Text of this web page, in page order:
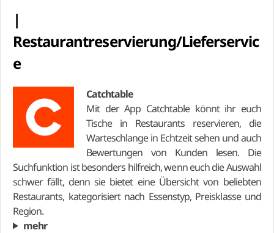
|
Restaurantreservierung/Lieferservic
e
Catchtable
Mit der App Catchtable könnt ihr euch
Tische in Restaurants reservieren, die
Warteschlange in Echtzeit sehen und auch
Bewertungen von Kunden lesen. Die
Suchfunktion ist besonders hilfreich, wenn euch die Auswahl
schwer fällt, denn sie bietet eine Übersicht von beliebten
Restaurants, kategorisiert nach Essenstyp, Preisklasse und
Region.
mehr